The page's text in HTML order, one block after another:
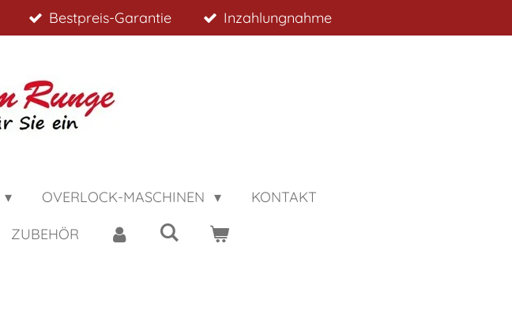
Bestpreis-Garantie Inzahlungnahme
OVERLOCK-MASCHINEN KONTAKT
ZUBEHÖR